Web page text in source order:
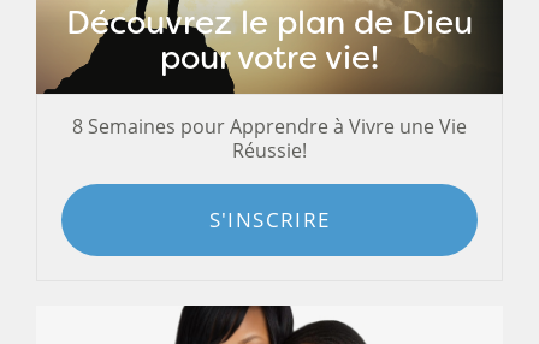
Découvrez le plan de Dieu
pour votre vie!
8 Semaines pour Apprendre à Vivre une Vie
Réussie!
S'INSCRIRE